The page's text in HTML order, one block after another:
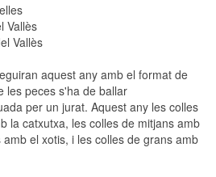
Vallès
Vallès
aquest any amb el format de
les peces s'ha de ballar
per un jurat. Aquest any les colles
la catxutxa, les colles de mitjans amb
el xotis, i les colles de grans amb